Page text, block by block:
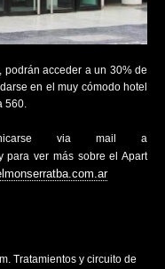
acceder a un 30% de
en el muy cómodo hotel
560.
via mail a
para ver más sobre el Apart
Tratamientos y circuito de